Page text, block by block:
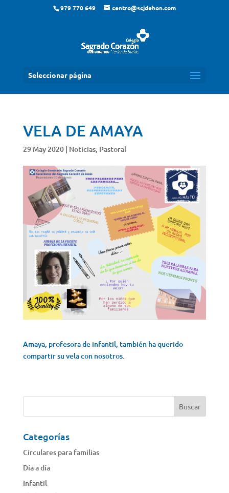
979 770 649 centro@scjdehon.com
Seleccionar página
VELA DE AMAYA
29 May 2020| Noticias, Pastoral
Amaya, profesora de infantil, también ha querido
compartir su vela con nosotros.
Categorías
Circulares para familias
Día a día
Infantil